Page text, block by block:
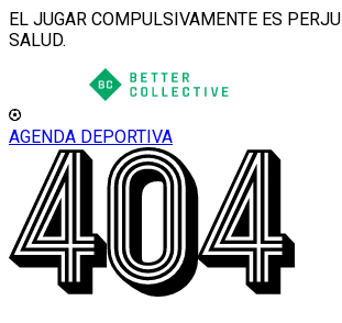
EL JUGAR COMPULSIVAMENTE ES
SALUD.
AGENDA DEPORTIVA